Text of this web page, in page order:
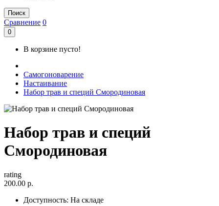
Поиск
Сравнение 0
0
В корзине пусто!
Самогоноварение
Настаивание
Набор трав и специй Смородиновая
Набор трав и специй
Смородиновая
rating
200.00 р.
Доступность: На складе